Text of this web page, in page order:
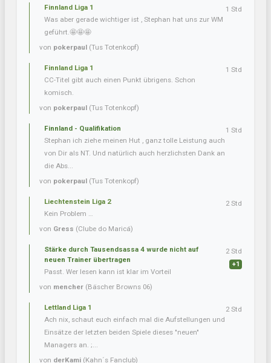
Finnland Liga 1
Was aber gerade wichtiger ist , Stephan hat uns zur WM
geführt.🤩🤩🤩
von pokerpaul (Tus Totenkopf)
1 Std
Finnland Liga 1
CC-Titel gibt auch einen Punkt übrigens. Schon
komisch.
von pokerpaul (Tus Totenkopf)
1 Std
Finnland - Qualifikation
Stephan ich ziehe meinen Hut , ganz tolle Leistung auch
von Dir als NT. Und natürlich auch herzlichsten Dank an
die Abs...
von pokerpaul (Tus Totenkopf)
1 Std
Liechtenstein Liga 2
Kein Problem …
von Gress (Clube do Maricá)
2 Std
Stärke durch Tausendsassa 4 wurde nicht auf
neuen Trainer übertragen
Passt. Wer lesen kann ist klar im Vorteil
von mencher (Bäscher Browns 06)
2 Std
+1
Lettland Liga 1
Ach nix, schaut euch einfach mal die Aufstellungen und
Einsätze der letzten beiden Spiele dieses "neuen"
Managers an. ;...
von derKami (Kahn´s Fanclub)
2 Std